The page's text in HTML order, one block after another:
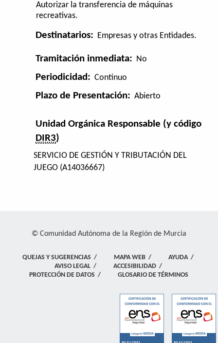
Autorizar la transferencia de máquinas
recreativas.
Destinatarios: Empresas y otras Entidades.
Tramitación inmediata: No
Periodicidad: Continuo
Plazo de Presentación: Abierto
Unidad Orgánica Responsable (y código
DIR3)
SERVICIO DE GESTIÓN Y TRIBUTACIÓN DEL
JUEGO (A14036667)
© Comunidad Autónoma de la Región de Murcia
QUEJAS Y SUGERENCIAS / MAPA WEB / AYUDA/
AVISO LEGAL/ ACCESIBILIDAD/
PROTECCIÓN DE DATOS / GLOSARIO DE TÉRMINOS